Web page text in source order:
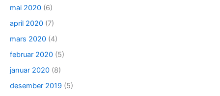
mai 2020 (6)
april 2020 (7)
mars 2020 (4)
februar 2020 (5)
januar 2020 (8)
desember 2019 (5)